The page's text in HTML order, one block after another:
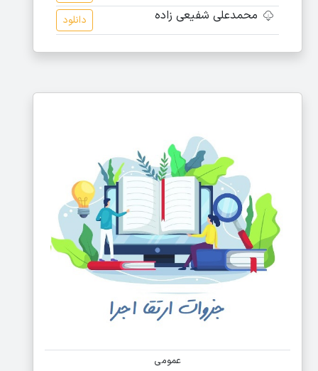
محمدعلی شفیعی زاده دانلود
عمومی